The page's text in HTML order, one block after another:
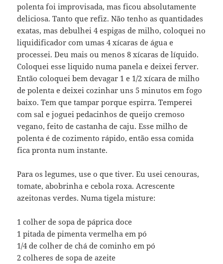
polenta foi improvisada, mas ficou absolutamente
deliciosa. Tanto que refiz. Não tenho as quantidades
exatas, mas debulhei 4 espigas de milho, coloquei no
liquidificador com umas 4 xícaras de água e
processei. Deu mais ou menos 8 xícaras de líquido.
Coloquei esse liquido numa panela e deixei ferver.
Então coloquei bem devagar 1 e 1/2 xícara de milho
de polenta e deixei cozinhar uns 5 minutos em fogo
baixo. Tem que tampar porque espirra. Temperei
com sal e joguei pedacinhos de queijo cremoso
vegano, feito de castanha de caju. Esse milho de
polenta é de cozimento rápido, então essa comida
fica pronta num instante.
Para os legumes, use o que tiver. Eu usei cenouras,
tomate, abobrinha e cebola roxa. Acrescente
azeitonas verdes. Numa tigela misture:
1 colher de sopa de páprica doce
1 pitada de pimenta vermelha em pó
1/4 de colher de chá de cominho em pó
2 colheres de sopa de azeite